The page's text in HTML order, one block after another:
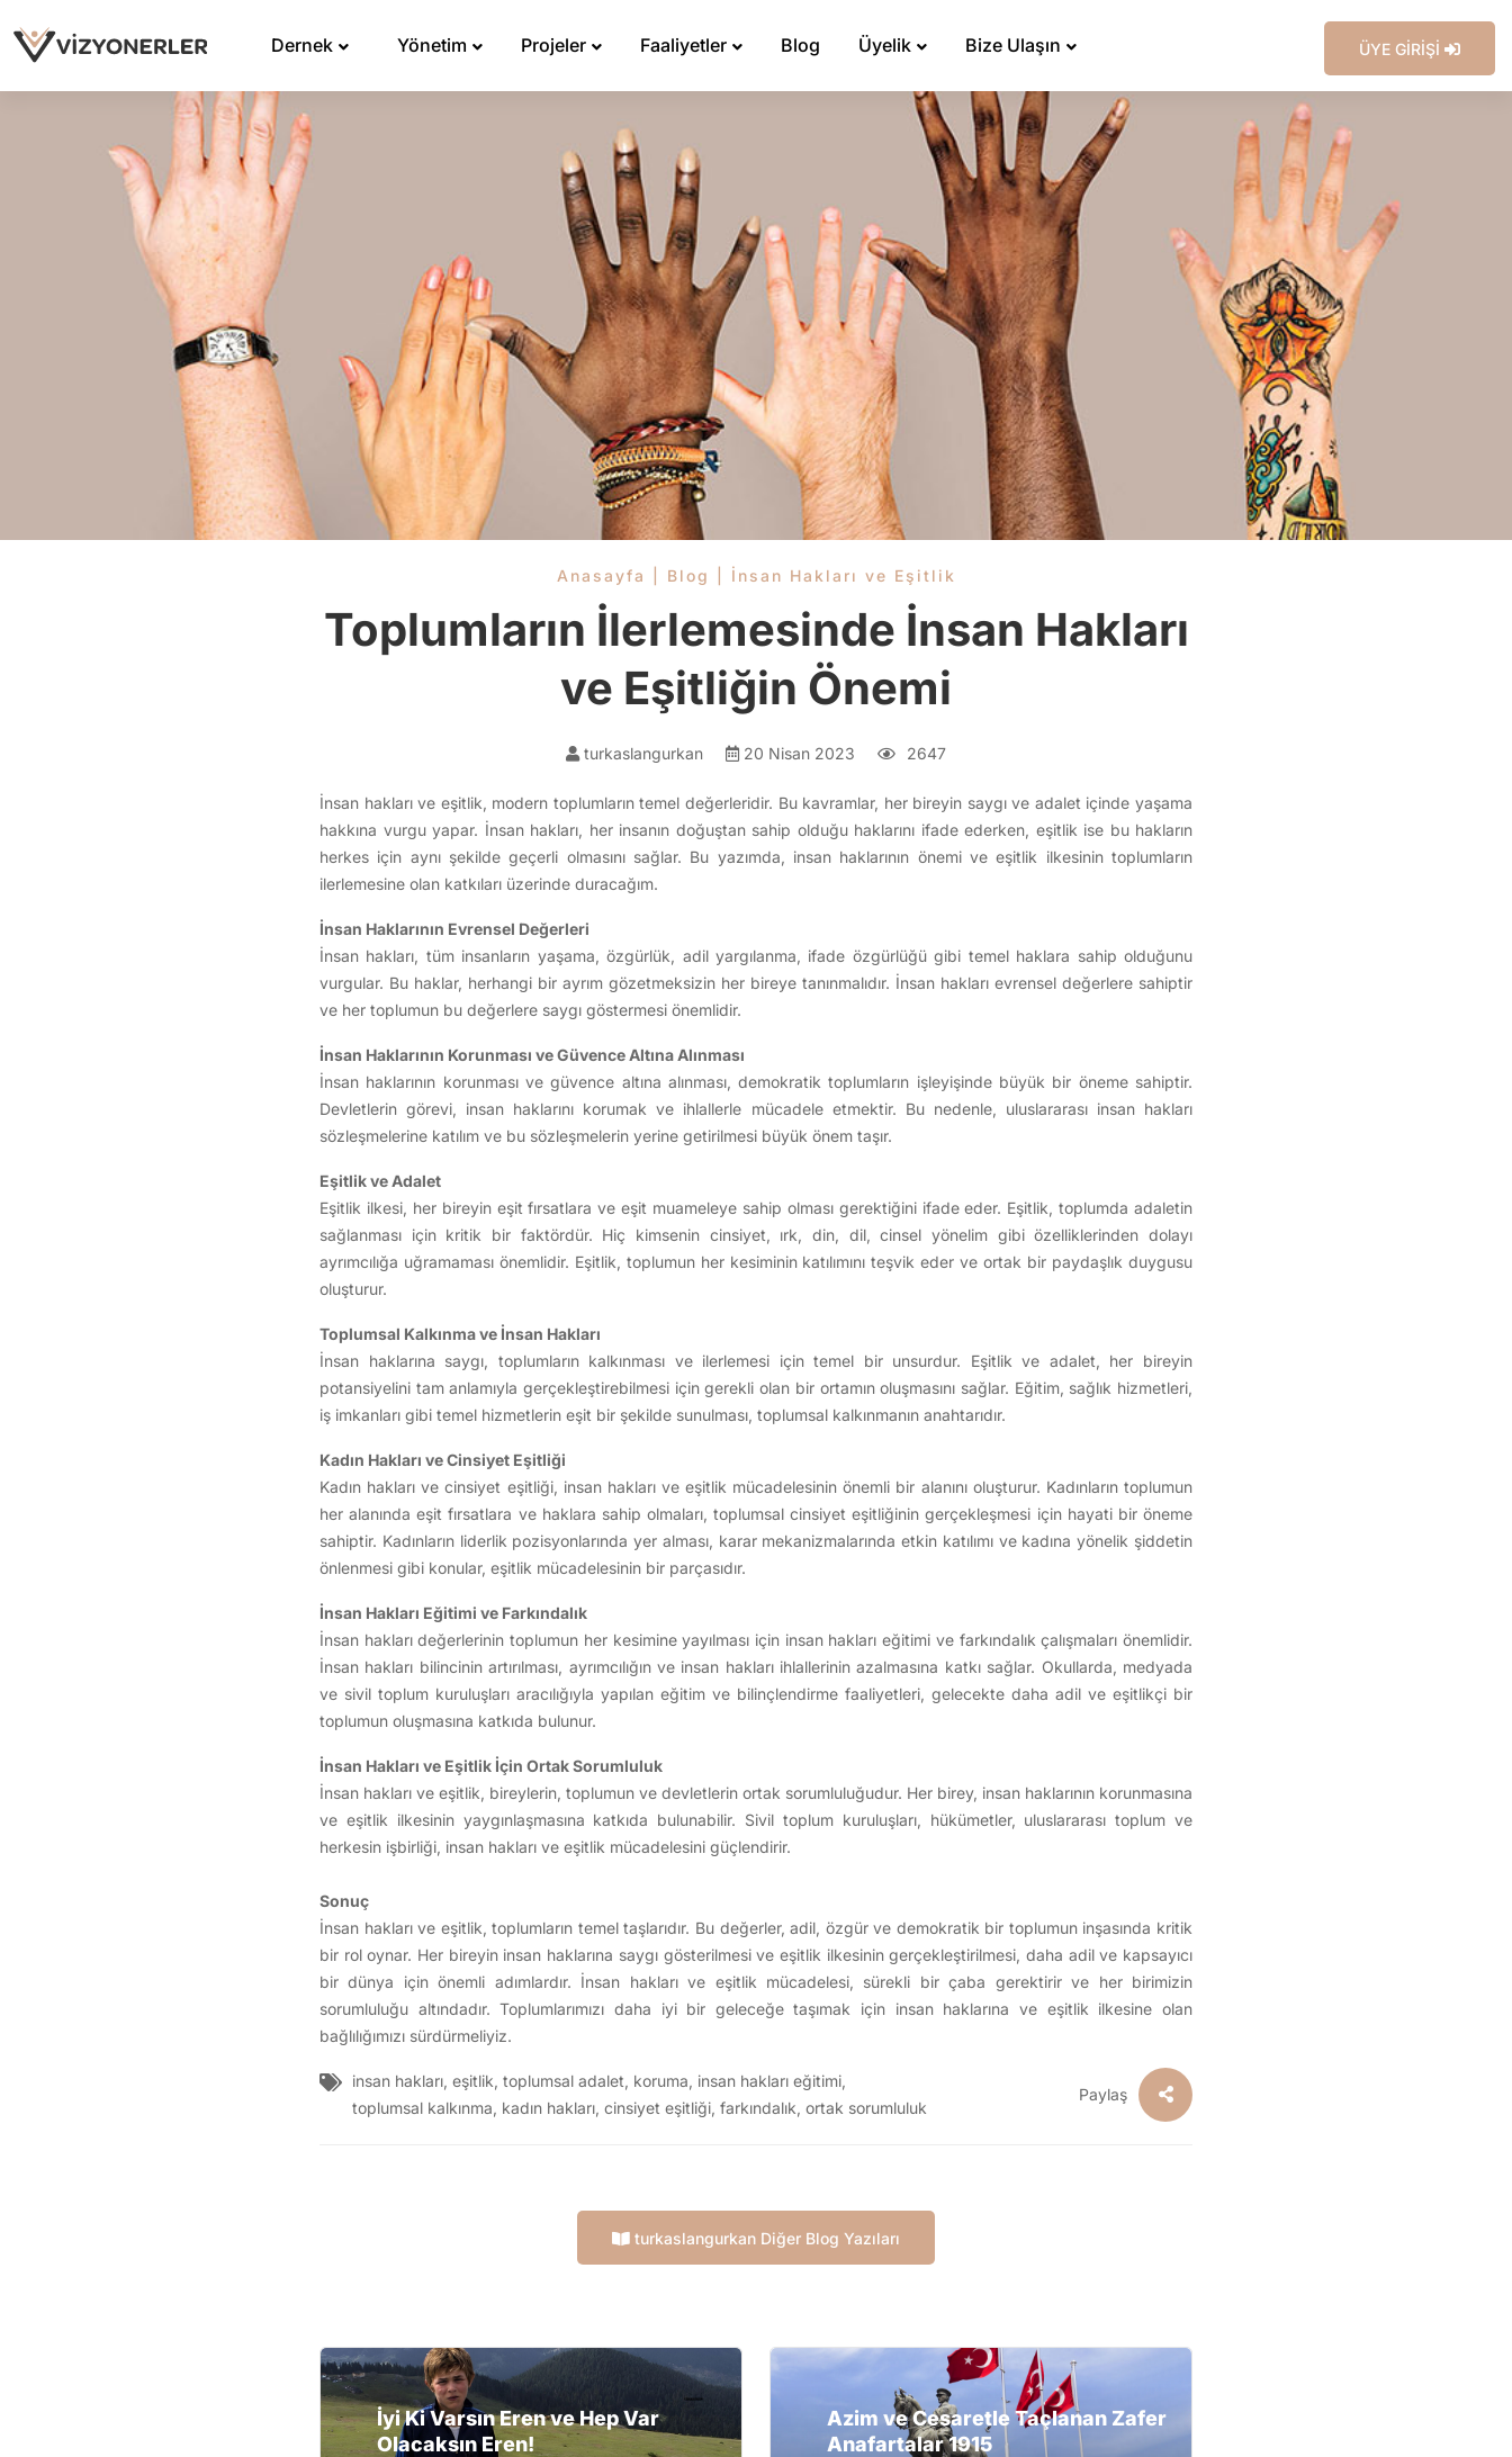
Dernek Yönetim Projeler Faaliyetler Blog Üyelik Bize Ulaşın ÜYE GİRİŞİ
Anasayfa Blog İnsan Hakları ve Eşitlik
Toplumların İlerlemesinde İnsan Hakları
ve Eşitliğin Önemi
turkaslangurkan 20 Nisan 2023 2647
İnsan hakları ve eşitlik, modern toplumların temel değerleridir. Bu kavramlar, her bireyin saygı ve adalet içinde yaşama
hakkına vurgu yapar. İnsan hakları, her insanın doğuştan sahip olduğu haklarını ifade ederken, eşitlik ise bu hakların
herkes için aynı şekilde geçerli olmasını sağlar. Bu yazımda, insan haklarının önemi ve eşitlik ilkesinin toplumların
ilerlemesine olan katkıları üzerinde duracağım.
İnsan Haklarının Evrensel Değerleri
İnsan hakları, tüm insanların yaşama, özgürlük, adil yargılanma, ifade özgürlüğü gibi temel haklara sahip olduğunu
vurgular. Bu haklar, herhangi bir ayrım gözetmeksizin her bireye tanınmalıdır. İnsan hakları evrensel değerlere sahiptir
ve her toplumun bu değerlere saygı göstermesi önemlidir.
İnsan Haklarının Korunması ve Güvence Altına Alınması
İnsan haklarının korunması ve güvence altına alınması, demokratik toplumların işleyişinde büyük bir öneme sahiptir.
Devletlerin görevi, insan haklarını korumak ve ihlallerle mücadele etmektir. Bu nedenle, uluslararası insan hakları
sözleşmelerine katılım ve bu sözleşmelerin yerine getirilmesi büyük önem taşır.
Eşitlik ve Adalet
Eşitlik ilkesi, her bireyin eşit fırsatlara ve eşit muameleye sahip olması gerektiğini ifade eder. Eşitlik, toplumda adaletin
sağlanması için kritik bir faktördür. Hiç kimsenin cinsiyet, ırk, din, dil, cinsel yönelim gibi özelliklerinden dolayı
ayrımcılığa uğramaması önemlidir. Eşitlik, toplumun her kesiminin katılımını teşvik eder ve ortak bir paydaşlık duygusu
oluşturur.
Toplumsal Kalkınma ve İnsan Hakları
İnsan haklarına saygı, toplumların kalkınması ve ilerlemesi için temel bir unsurdur. Eşitlik ve adalet, her bireyin
potansiyelini tam anlamıyla gerçekleştirebilmesi için gerekli olan bir ortamın oluşmasını sağlar. Eğitim, sağlık hizmetleri,
iş imkanları gibi temel hizmetlerin eşit bir şekilde sunulması, toplumsal kalkınmanın anahtarıdır.
Kadın Hakları ve Cinsiyet Eşitliği
Kadın hakları ve cinsiyet eşitliği, insan hakları ve eşitlik mücadelesinin önemli bir alanını oluşturur. Kadınların toplumun
her alanında eşit fırsatlara ve haklara sahip olmaları, toplumsal cinsiyet eşitliğinin gerçekleşmesi için hayati bir öneme
sahiptir. Kadınların liderlik pozisyonlarında yer alması, karar mekanizmalarında etkin katılımı ve kadına yönelik şiddetin
önlenmesi gibi konular, eşitlik mücadelesinin bir parçasıdır.
İnsan Hakları Eğitimi ve Farkındalık
İnsan hakları değerlerinin toplumun her kesimine yayılması için insan hakları eğitimi ve farkındalık çalışmaları önemlidir.
İnsan hakları bilincinin artırılması, ayrımcılığın ve insan hakları ihlallerinin azalmasına katkı sağlar. Okullarda, medyada
ve sivil toplum kuruluşları aracılığıyla yapılan eğitim ve bilinçlendirme faaliyetleri, gelecekte daha adil ve eşitlikçi bir
toplumun oluşmasına katkıda bulunur.
İnsan Hakları ve Eşitlik İçin Ortak Sorumluluk
İnsan hakları ve eşitlik, bireylerin, toplumun ve devletlerin ortak sorumluluğudur. Her birey, insan haklarının korunmasına
ve eşitlik ilkesinin yaygınlaşmasına katkıda bulunabilir. Sivil toplum kuruluşları, hükümetler, uluslararası toplum ve
herkesin işbirliği, insan hakları ve eşitlik mücadelesini güçlendirir.
Sonuç
İnsan hakları ve eşitlik, toplumların temel taşlarıdır. Bu değerler, adil, özgür ve demokratik bir toplumun inşasında kritik
bir rol oynar. Her bireyin insan haklarına saygı gösterilmesi ve eşitlik ilkesinin gerçekleştirilmesi, daha adil ve kapsayıcı
bir dünya için önemli adımlardır. İnsan hakları ve eşitlik mücadelesi, sürekli bir çaba gerektirir ve her birimizin
sorumluluğu altındadır. Toplumlarımızı daha iyi bir geleceğe taşımak için insan haklarına ve eşitlik ilkesine olan
bağlılığımızı sürdürmeliyiz.
insan hakları, eşitlik, toplumsal adalet, koruma, insan hakları eğitimi,
toplumsal kalkınma, kadın hakları, cinsiyet eşitliği, farkındalık, ortak sorumluluk
Paylaş
turkaslangurkan Diğer Blog Yazıları
İyi Ki Varsın Eren ve Hep Var
Olacaksın Eren!
Azim ve Cesaretle Taçlanan Zafer
Anafartalar 1915